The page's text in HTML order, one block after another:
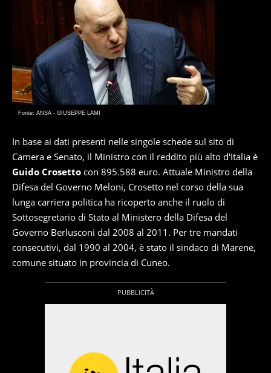
Fonte: ANSA - GIUSEPPE LAMI
In base ai dati presenti nelle singole schede sul sito di
Camera e Senato, il Ministro con il reddito più alto d'Italia è
Guido Crosetto con 895.588 euro. Attuale Ministro della
Difesa del Governo Meloni, Crosetto nel corso della sua
lunga carriera politica ha ricoperto anche il ruolo di
Sottosegretario di Stato al Ministero della Difesa del
Governo Berlusconi dal 2008 al 2011. Per tre mandati
consecutivi, dal 1990 al 2004, è stato il sindaco di Marene,
comune situato in provincia di Cuneo.